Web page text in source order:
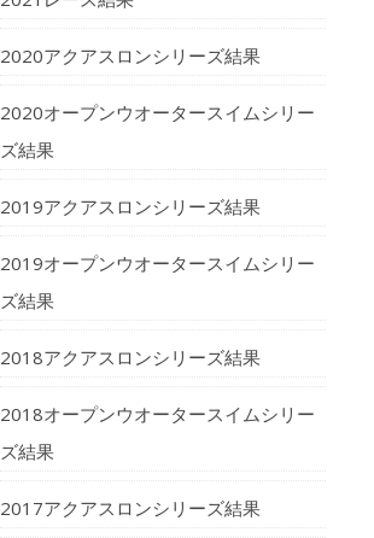
2020アクアスロンシリーズ結果
2020オープンウオータースイムシリー
ズ結果
2019アクアスロンシリーズ結果
2019オープンウオータースイムシリー
ズ結果
2018アクアスロンシリーズ結果
2018オープンウオータースイムシリー
ズ結果
2017アクアスロンシリーズ結果